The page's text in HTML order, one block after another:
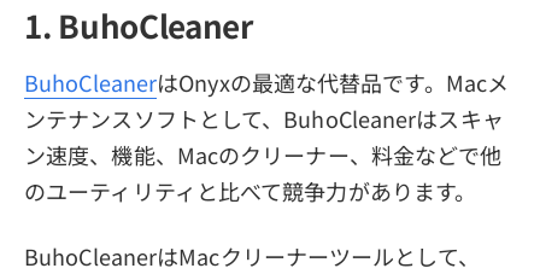
1. BuhoCleaner
BuhoCleanerはOnyxの最適な代替品です。Macメ
ンテナンスソフトとして、BuhoCleanerはスキャ
ン速度、機能、Macのクリーナー、料金などで他
のユーティリティと比べて競争力があります。
BuhoCleanerはMacクリーナーツールとして、